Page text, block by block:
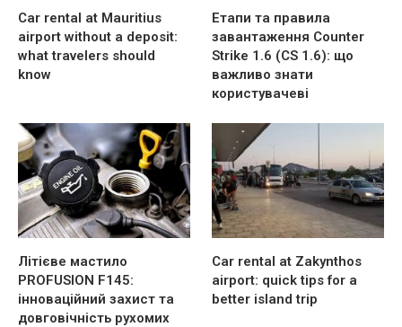
Car rental at Mauritius
airport without a deposit:
what travelers should
know
Етапи та правила
завантаження Counter
Strike 1.6 (CS 1.6): що
важливо знати
користувачеві
Літієве мастило
PROFUSION F145:
інноваційний захист та
довговічність рухомих
Car rental at Zakynthos
airport: quick tips for a
better island trip